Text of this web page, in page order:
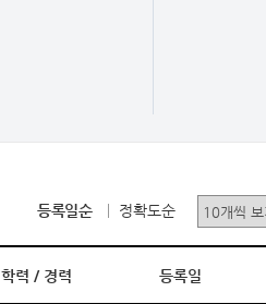
등록일순 정확도순
학력 / 경력 등록일